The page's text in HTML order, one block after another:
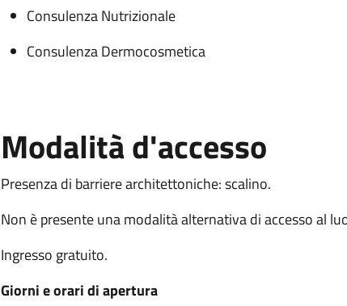
Consulenza Nutrizionale
Consulenza Dermocosmetica
Modalità d'accesso
Presenza di barriere architettoniche: scalino.
Non è presente una modalità alternativa di accesso al
Ingresso gratuito.
Giorni e orari di apertura